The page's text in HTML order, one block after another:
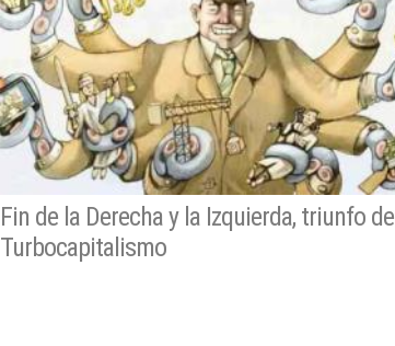
Fin de la Derecha y la Izquierda, triunfo del
Turbocapitalismo